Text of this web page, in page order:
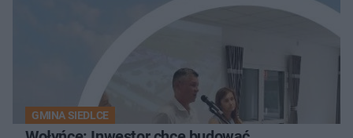
GMINA SIEDLCE